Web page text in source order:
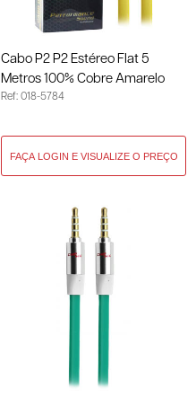
Cabo P2 P2 Estéreo Flat 5
Metros 100% Cobre Amarelo
018-5784
Ref: 018-5784